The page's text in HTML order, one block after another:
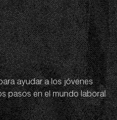
ayudar a los jóvenes
pasos en el mundo laboral